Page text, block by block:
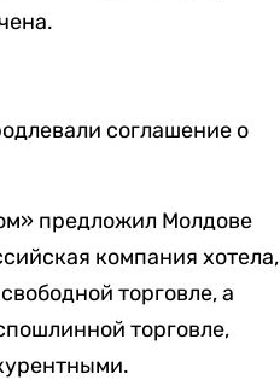
соглашение о
предложил Молдове
компания хотела,
торговле, а
торговле,